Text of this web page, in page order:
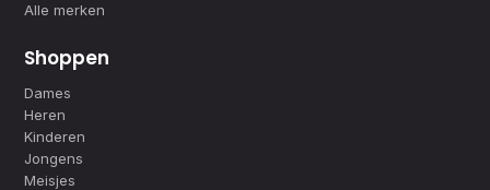
Alle merken
Shoppen
Dames
Heren
Kinderen
Jongens
Meisjes